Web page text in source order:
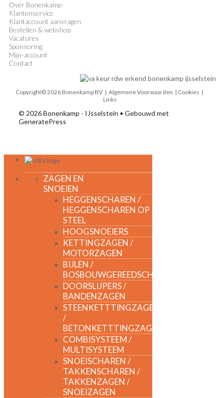
Over Bonenkamp
Klantenservice
Klantaccount aanvragen
Bestellen & webshop
Vacatures
Sponsoring
Mijn-account
Contact
Copyright© 2026 Bonenkamp BV | Algemene Voorwaarden | Cookies |
Links
© 2026 Bonenkamp - IJsselstein • Gebouwd met
GeneratePress
ZAGEN EN
SNOEIEN
HEGGENSCHAREN /
HEGGENSCHAREN OP
STEEL
HOOGSNOEIERS
KETTINGZAGEN /
MOTORZAGEN
BIJLEN /
BOSBOUWGEREEDSCHAP
DOORSLIJPERS /
BANDENZAGEN
STEENKETTTINGZAGEN
/
BETONKETTTINGZAGEN
COMBISYSTEEM /
MULTISYSTEEM
SNOEISCHAREN /
TAKKENSCHAREN /
TAKKENZAGEN /
SNOEIZAGEN